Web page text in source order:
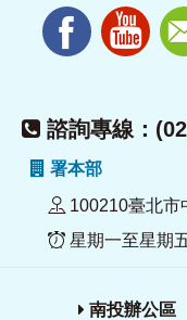
諮詢專線：
署本部
100210臺北市
星期一至星期
南投辦公區